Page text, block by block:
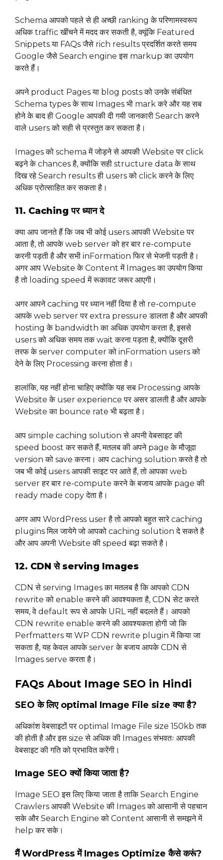
Schema आपको पहले से ही अच्छी ranking के परिणामस्वरूप
अधिक traffic खींचने में मदद कर सकती है, क्यूंकि Featured
Snippets या FAQs जैसे rich results प्रदर्शित करते समय
Google जैसे Search engine इस markup का उपयोग
करते हैं।
अपने product Pages या blog posts को उनके संबंधित
Schema types के साथ Images भी mark करे और यह सब
होने के बाद ही Google आपकी दी गयी जानकारी Search करने
वाले users को सही से प्रस्तुत कर सकता है।
Images को schema में जोड़ने से आपकी Website पर click
बढ़ने के chances है, क्योंकि सही structure data के साथ
दिख रहे Search results ही users को click करने के लिए
अधिक प्रोत्साहित कर सकता है।
11. Caching पर ध्यान दे
क्या आप जानते हैं कि जब भी कोई users आपकी Website पर
आता है, तो आपके web server को हर बार re-compute
करनी पड़ती है और सभी inFormation फिर से भेजनी पड़ती है।
अगर आप Website के Content में Images का उपयोग किया
है तो loading speed में रूकावट जरूर आएगी।
अगर आपने caching पर ध्यान नहीं दिया है तो re-compute
आपके web server पर extra pressure डालता है और आपकी
hosting के bandwidth का अधिक उपयोग करता है, इससे
users को अधिक समय तक wait करना पड़ता है, क्योंकि दूसरी
तरफ के server computer को inFormation users को
देने के लिए Processing करना होता है।
हालांकि, यह नहीं होना चाहिए क्योंकि यह सब Processing आपके
Website के user experience पर असर डालती है और आपके
Website का bounce rate भी बढ़ता है।
आप simple caching solution से अपनी वेबसाइट की
speed boost कर सकते हैं, मतलब की अपने page के मौजूदा
version को save करना। आप caching solution करते है तो
जब भी कोई users आपकी साइट पर आते हैं, तो आपका web
server हर बार re-compute करने के बजाय आपके page की
ready made copy देता है।
अगर आप WordPress user है तो आपको बहुत सारे caching
plugins मिल जायेगे जो आपको caching solution दे सकते है
और आप अपनी Website की speed बढ़ा सकते है।
12. CDN से serving Images
CDN से serving Images का मतलब है कि आपको CDN
rewrite को enable करने की आवश्यकता है, CDN सेट करते
समय, वे default रूप से आपके URL नहीं बदलते हैं। आपको
CDN rewrite enable करने की आवश्यकता होगी जो कि
Perfmatters या WP CDN rewrite plugin में किया जा
सकता है, यह केवल आपके server के बजाय आपके CDN से
Images serve करता है।
FAQs About Image SEO in Hindi
SEO के लिए optimal Image File size क्या है?
अधिकांश वेबसाइटों पर optimal Image File size 150kb तक
की होती है और इस size से अधिक की Images संभवतः आपकी
वेबसाइट की गति को प्रभावित करेंगी।
Image SEO क्यों किया जाता है?
Image SEO इस लिए किया जाता है ताकि Search Engine
Crawlers आपकी Website की Images को आसानी से पहचान
सके और Search Engine को Content आसानी से समझने में
help कर सके।
मैं WordPress में Images Optimize कैसे करूं?